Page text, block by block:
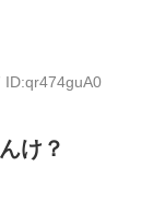
ID:qr474guA0
け？